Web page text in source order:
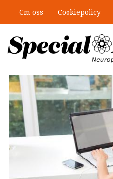
huvudinnehåll
Om oss Cookiepolicy
”Jobbet
stödet bort”